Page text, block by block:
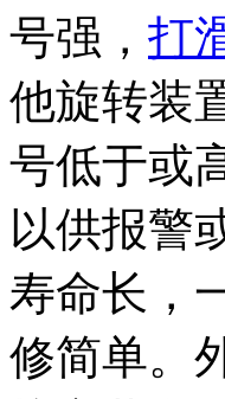
号强， 打
他旋转装
号低于或
以供报警
寿命长，
修简单。